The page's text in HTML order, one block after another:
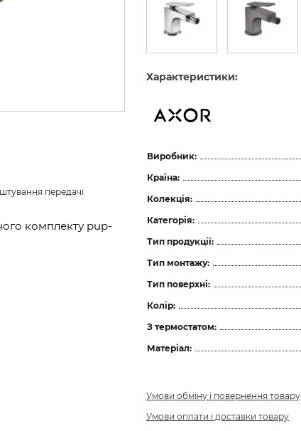
передачі
комплекту pup-
Характеристики:
Виробник:
Країна:
Колекція:
Категорія:
Тип продукції:
Тип монтажу:
Тип поверхні:
Колір:
З термостатом:
Матеріал:
Умови обміну і повернення товару
Умови оплати і доставки товару